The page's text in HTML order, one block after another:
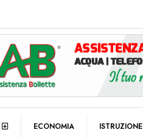
ECONOMIA ISTRUZIONE